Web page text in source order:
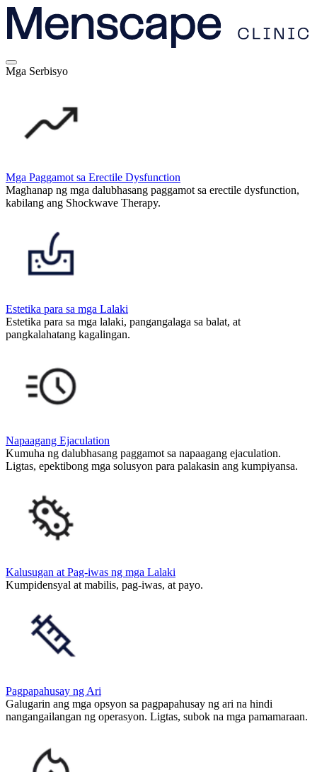
Mga Serbisyo
Mga Paggamot sa Erectile Dysfunction
Maghanap ng mga dalubhasang paggamot sa erectile dysfunction,
kabilang ang Shockwave Therapy.
Estetika para sa mga Lalaki
Estetika para sa mga lalaki, pangangalaga sa balat, at
pangkalahatang kagalingan.
Napaagang Ejaculation
Kumuha ng dalubhasang paggamot sa napaagang ejaculation.
Ligtas, epektibong mga solusyon para palakasin ang kumpiyansa.
Kalusugan at Pag-iwas ng mga Lalaki
Kumpidensyal at mabilis, pag-iwas, at payo.
Pagpapahusay ng Ari
Galugarin ang mga opsyon sa pagpapahusay ng ari na hindi
nangangailangan ng operasyon. Ligtas, subok na mga pamamaraan.